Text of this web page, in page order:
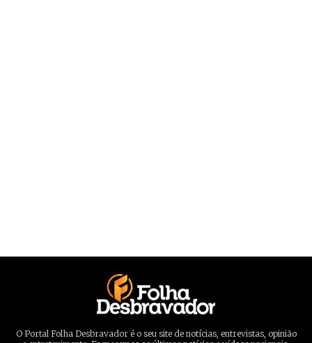
O Portal Folha Desbravador é o seu site de notícias, entrevistas, opinião